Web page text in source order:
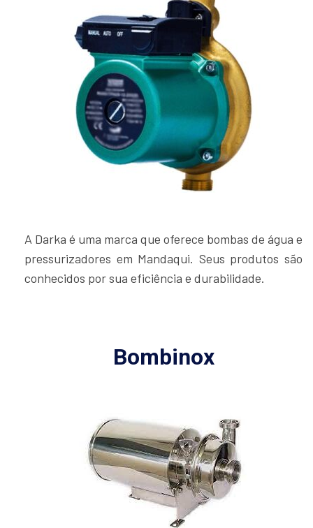
A Darka é uma marca que oferece bombas de água e
pressurizadores em Mandaqui. Seus produtos são
conhecidos por sua eficiência e durabilidade.
Bombinox